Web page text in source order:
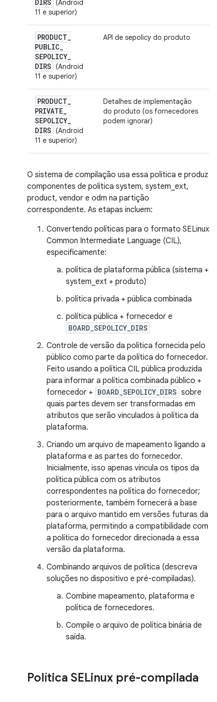
DIRS (Android
11 e superior)
PRODUCT_
PUBLIC_
SEPOLICY_
DIRS (Android
11 e superior)
API de sepolicy do produto
PRODUCT_
PRIVATE_
SEPOLICY_
DIRS (Android
11 e superior)
Detalhes de implementação
do produto (os fornecedores
podem ignorar)
O sistema de compilação usa essa política e produz
componentes de política system, system_ext,
product, vendor e odm na partição
correspondente. As etapas incluem:
Convertendo políticas para o formato SELinux
Common Intermediate Language (CIL),
especificamente:
política de plataforma pública (sistema +
system_ext + produto)
política privada + pública combinada
política pública + fornecedor e
BOARD_SEPOLICY_DIRS
Controle de versão da política fornecida pelo
público como parte da política do fornecedor.
Feito usando a política CIL pública produzida
para informar a política combinada público +
fornecedor + BOARD_SEPOLICY_DIRS sobre
quais partes devem ser transformadas em
atributos que serão vinculados à política da
plataforma.
Criando um arquivo de mapeamento ligando a
plataforma e as partes do fornecedor.
Inicialmente, isso apenas vincula os tipos da
política pública com os atributos
correspondentes na política do fornecedor;
posteriormente, também fornecerá a base
para o arquivo mantido em versões futuras da
plataforma, permitindo a compatibilidade com
a política do fornecedor direcionada a essa
versão da plataforma.
Combinando arquivos de política (descreva
soluções no dispositivo e pré-compiladas).
Combine mapeamento, plataforma e
política de fornecedores.
Compile o arquivo de política binária de
saída.
Política SELinux pré-compilada